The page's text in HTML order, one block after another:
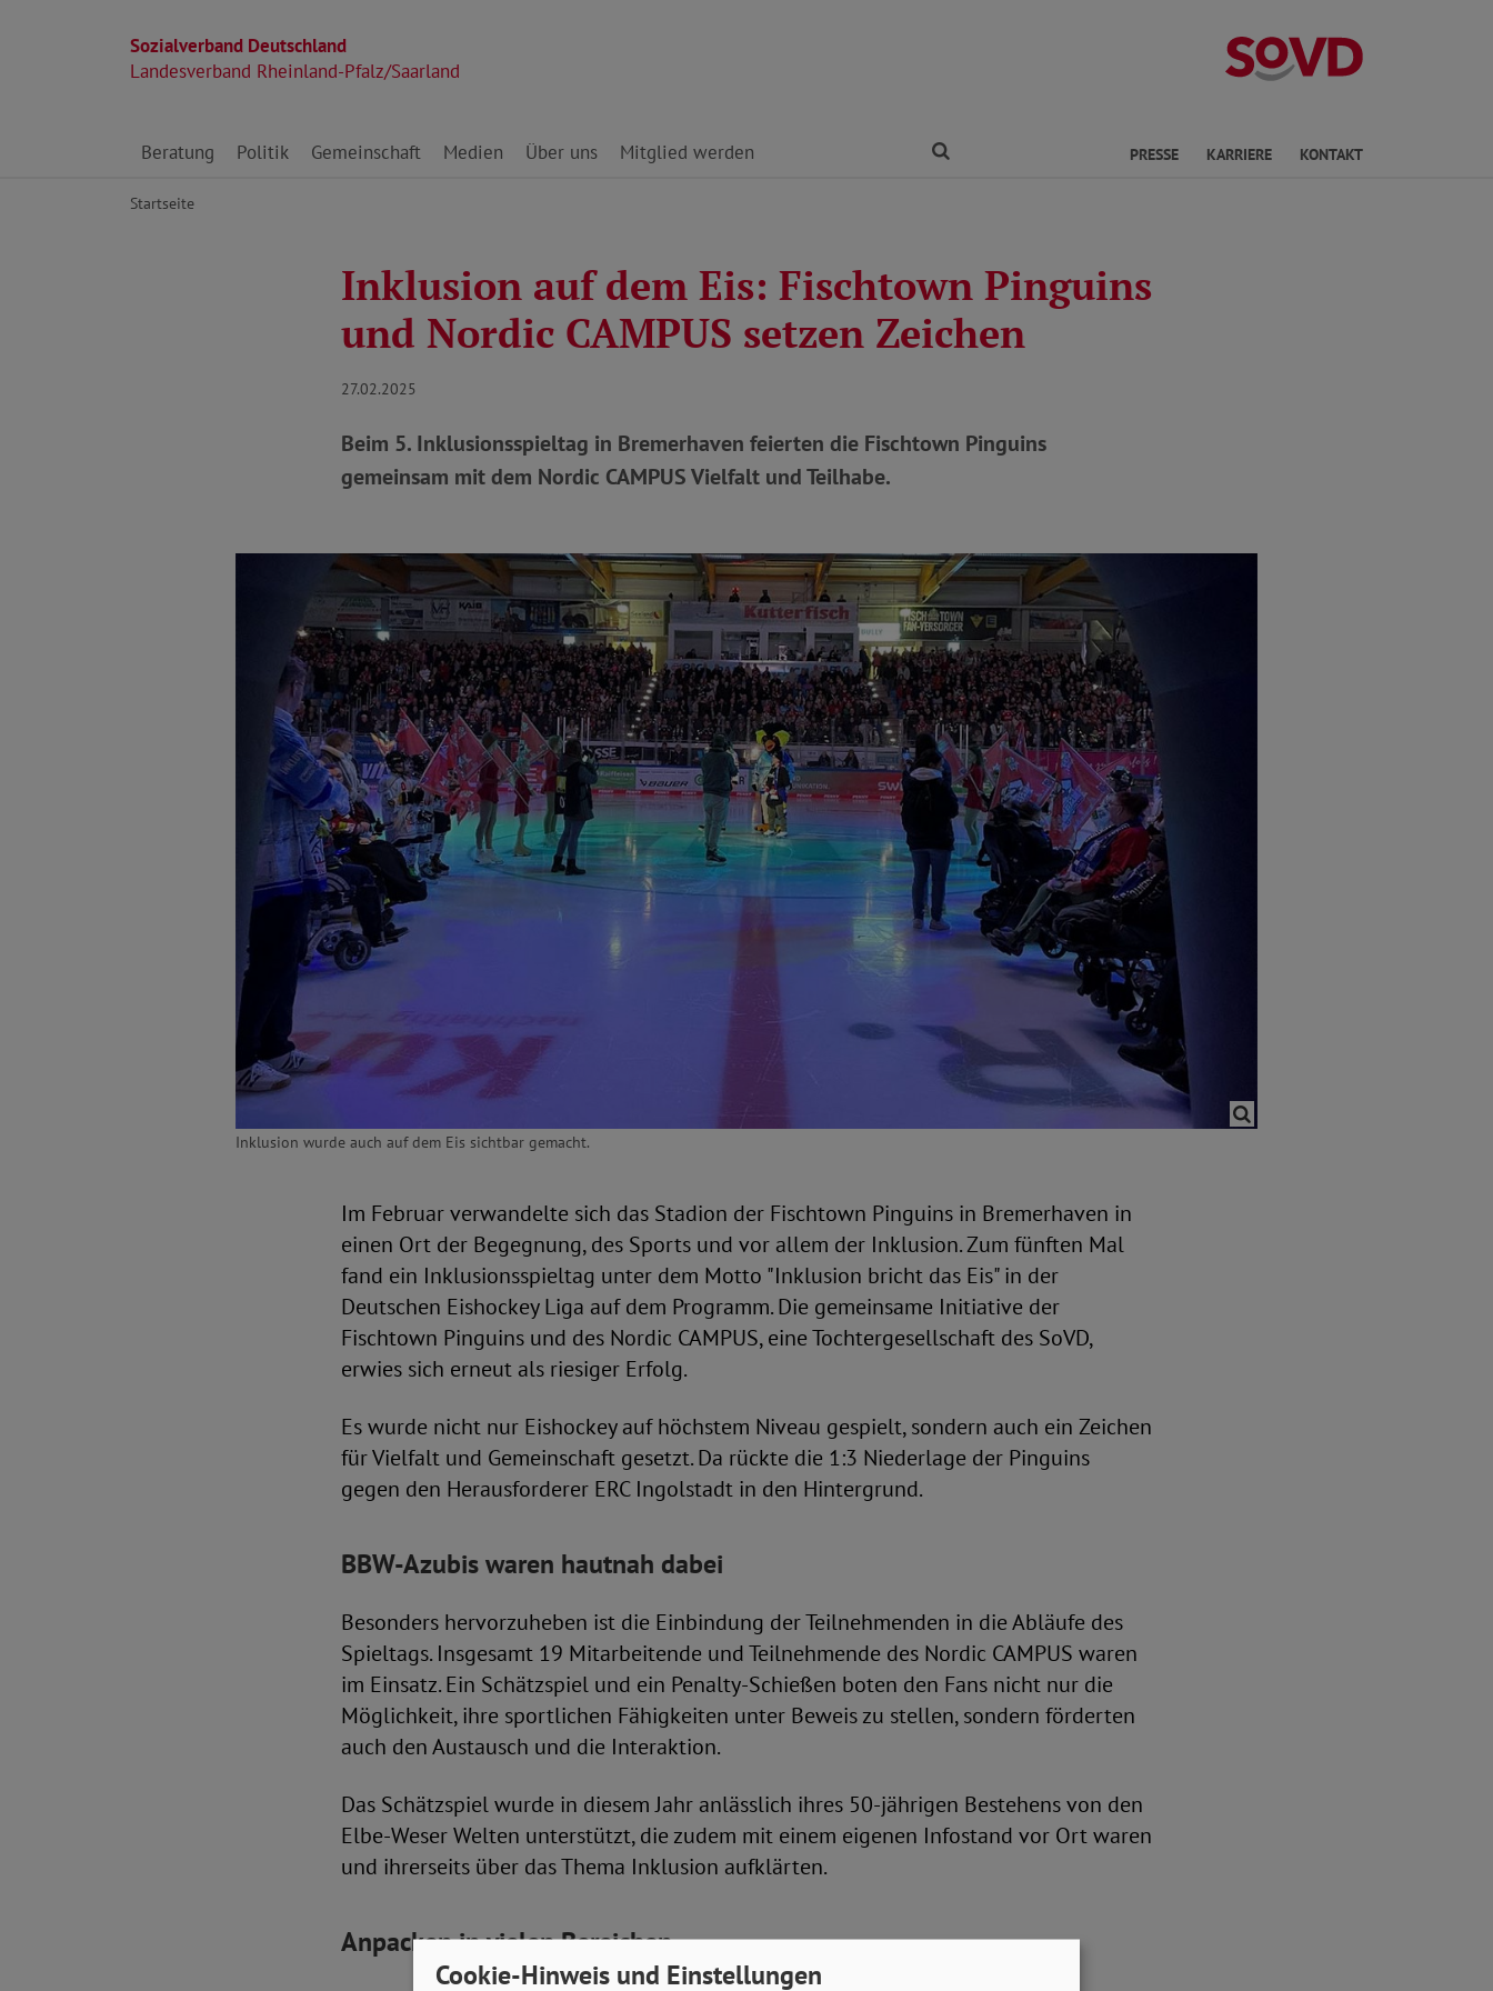
Sozialverband Deutschland
Landesverband Rheinland-Pfalz/Saarland
Landesverband
Direkt zu den Inhalten springen
Beratung Politik Gemeinschaft Medien Über uns Mitglied werden PRESSE KARRIERE KONTAKT
Startseite
Inklusion auf dem Eis: Fischtown Pinguins
und Nordic CAMPUS setzen Zeichen
27.02.2025
Beim 5. Inklusionsspieltag in Bremerhaven feierten die Fischtown Pinguins
gemeinsam mit dem Nordic CAMPUS Vielfalt und Teilhabe.
Inklusion wurde auch auf dem Eis sichtbar gemacht.
Im Februar verwandelte sich das Stadion der Fischtown Pinguins in Bremerhaven in
einen Ort der Begegnung, des Sports und vor allem der Inklusion. Zum fünften Mal
fand ein Inklusionsspieltag unter dem Motto "Inklusion bricht das Eis" in der
Deutschen Eishockey Liga auf dem Programm. Die gemeinsame Initiative der
Fischtown Pinguins und des Nordic CAMPUS, eine Tochtergesellschaft des SoVD,
erwies sich erneut als riesiger Erfolg.
Es wurde nicht nur Eishockey auf höchstem Niveau gespielt, sondern auch ein Zeichen
für Vielfalt und Gemeinschaft gesetzt. Da rückte die 1:3 Niederlage der Pinguins
gegen den Herausforderer ERC Ingolstadt in den Hintergrund.
BBW-Azubis waren hautnah dabei
Besonders hervorzuheben ist die Einbindung der Teilnehmenden in die Abläufe des
Spieltags. Insgesamt 19 Mitarbeitende und Teilnehmende des Nordic CAMPUS waren
im Einsatz. Ein Schätzspiel und ein Penalty-Schießen boten den Fans nicht nur die
Möglichkeit, ihre sportlichen Fähigkeiten unter Beweis zu stellen, sondern förderten
auch den Austausch und die Interaktion.
Das Schätzspiel wurde in diesem Jahr anlässlich ihres 50-jährigen Bestehens von den
Elbe-Weser Welten unterstützt, die zudem mit einem eigenen Infostand vor Ort waren
und ihrerseits über das Thema Inklusion aufklärten.
Anpacken in vielen Bereichen
Cookie-Hinweis und Einstellungen